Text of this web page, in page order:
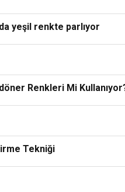
yeşil renkte parlıyor
Renkleri Mi
Tekniği